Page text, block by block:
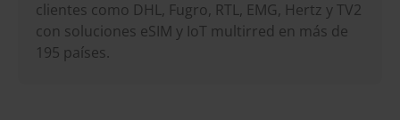
clientes como DHL, Fugro, RTL, EMG, Hertz y TV2
con soluciones eSIM y IoT multirred en más de
195 países.